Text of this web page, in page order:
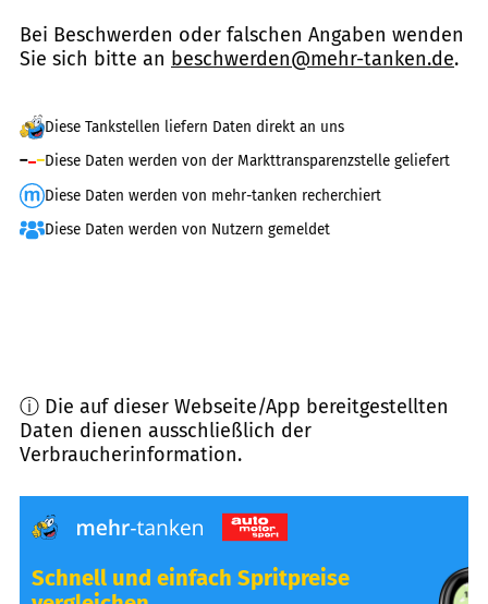
Bei Beschwerden oder falschen Angaben wenden
Sie sich bitte an beschwerden@mehr-tanken.de.
Diese Tankstellen liefern Daten direkt an uns
Diese Daten werden von der Markttransparenzstelle geliefert
Diese Daten werden von mehr-tanken recherchiert
Diese Daten werden von Nutzern gemeldet
ⓘ Die auf dieser Webseite/App bereitgestellten
Daten dienen ausschließlich der
Verbraucherinformation.
Schnell und einfach Spritpreise